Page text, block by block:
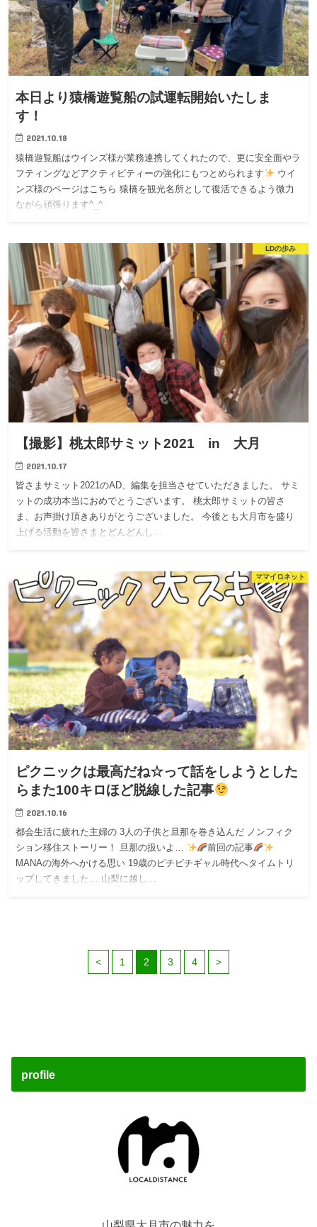
本日より猿橋遊覧船の試運転開始いたしま
す！
2021.10.18
猿橋遊覧船はウインズ様が業務連携してくれたので、更に安全面やラ
フティングなどアクティビティーの強化にもつとめられます
ウイ
ンズ様のページはこちら 猿橋を観光名所として復活できるよう微力
ながら頑張ります^_^
LDの歩み
【撮影】桃太郎サミット2021 in 大月
2021.10.17
皆さまサミット2021のAD、編集を担当させていただきました。 サミ
ットの成功本当におめでとうございます。 桃太郎サミットの皆さ
ま、お声掛け頂きありがとうございました。 今後とも大月市を盛り
上げる活動を皆さまとどんどんし…
ママイロネット
ピクニックは最高だね☆って話をしようとした
らまた100キロほど脱線した記事
2021.10.16
都会生活に疲れた主婦の 3人の子供と旦那を巻き込んだ ノンフィク
ション移住ストーリー！ 旦那の扱いよ…
前回の記事
MANAの海外へかける思い 19歳のピチピチギャル時代へタイムトリ
ップしてきました… 山梨に越し…
< 1 2 3 4 >
profile